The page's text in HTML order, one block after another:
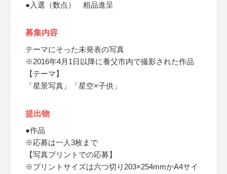
●入選（数点） 粗品進呈
募集内容
テーマにそった未発表の写真
※2016年4月1日以降に養父市内で撮影された作品
【テーマ】
「星景写真」「星空×子供」
提出物
●作品
※応募は一人3枚まで
【写真プリントでの応募】
※プリントサイズは六つ切り203×254mmかA4サイ